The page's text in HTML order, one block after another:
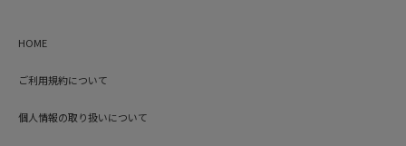
HOME
ご利用規約について
個人情報の取り扱いについて